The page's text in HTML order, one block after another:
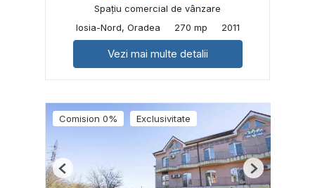
Spațiu comercial de vânzare
Iosia-Nord, Oradea
270 mp 2011
Vezi mai multe detalii
Comision 0% Exclusivitate
Previous Next